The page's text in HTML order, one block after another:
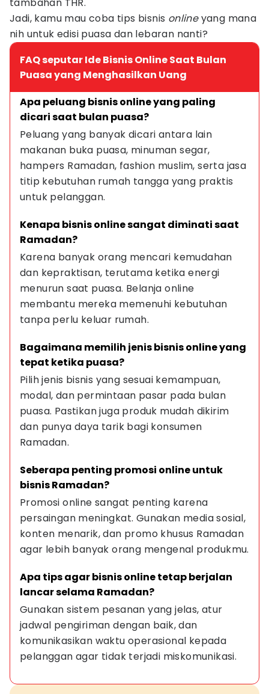
Jadi, kamu mau coba tips bisnis onlineyang mana
nih untuk edisi puasa dan lebaran nanti?
FAQ seputar Ide Bisnis Online Saat Bulan
Puasa yang Menghasilkan Uang
Apa peluang bisnis online yang paling
dicari saat bulan puasa?
Peluang yang banyak dicari antara lain
makanan buka puasa, minuman segar,
hampers Ramadan, fashion muslim, serta jasa
titip kebutuhan rumah tangga yang praktis
untuk pelanggan.
Kenapa bisnis online sangat diminati saat
Ramadan?
Karena banyak orang mencari kemudahan
dan kepraktisan, terutama ketika energi
menurun saat puasa. Belanja online
membantu mereka memenuhi kebutuhan
tanpa perlu keluar rumah.
Bagaimana memilih jenis bisnis online yang
tepat ketika puasa?
Pilih jenis bisnis yang sesuai kemampuan,
modal, dan permintaan pasar pada bulan
puasa. Pastikan juga produk mudah dikirim
dan punya daya tarik bagi konsumen
Ramadan.
Seberapa penting promosi online untuk
bisnis Ramadan?
Promosi online sangat penting karena
persaingan meningkat. Gunakan media sosial,
konten menarik, dan promo khusus Ramadan
agar lebih banyak orang mengenal produkmu.
Apa tips agar bisnis online tetap berjalan
lancar selama Ramadan?
Gunakan sistem pesanan yang jelas, atur
jadwal pengiriman dengan baik, dan
komunikasikan waktu operasional kepada
pelanggan agar tidak terjadi miskomunikasi.